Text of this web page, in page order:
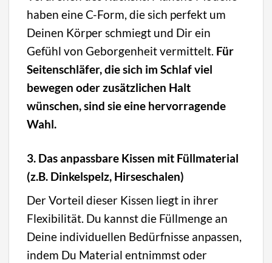
haben eine C-Form, die sich perfekt um
Deinen Körper schmiegt und Dir ein
Gefühl von Geborgenheit vermittelt. Für
Seitenschläfer, die sich im Schlaf viel
bewegen oder zusätzlichen Halt
wünschen, sind sie eine hervorragende
Wahl.
3. Das anpassbare Kissen mit Füllmaterial
(z.B. Dinkelspelz, Hirseschalen)
Der Vorteil dieser Kissen liegt in ihrer
Flexibilität. Du kannst die Füllmenge an
Deine individuellen Bedürfnisse anpassen,
indem Du Material entnimmst oder